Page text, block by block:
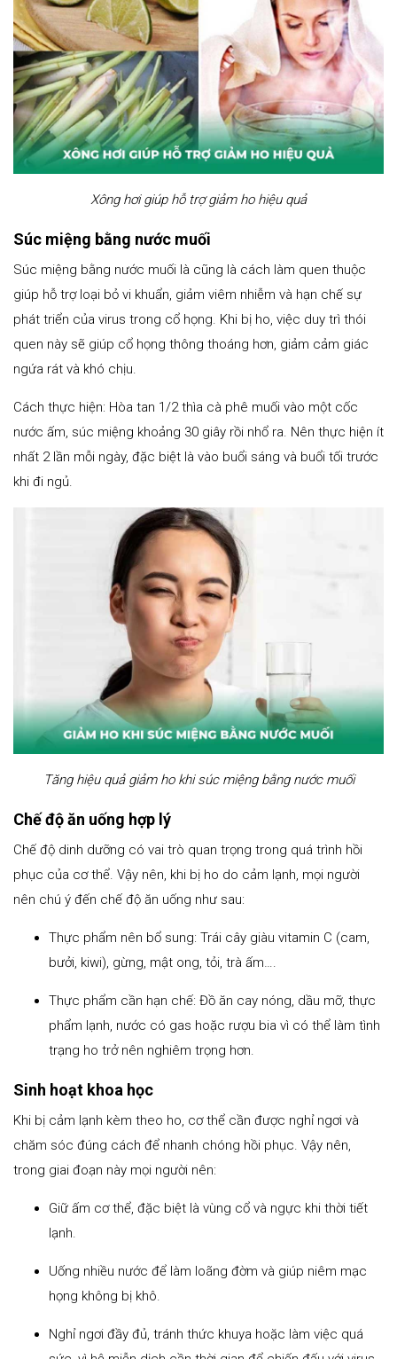
Xông hơi giúp hỗ trợ giảm ho hiệu quả
Súc miệng bằng nước muối
Súc miệng bằng nước muối là cũng là cách làm quen thuộc
giúp hỗ trợ loại bỏ vi khuẩn, giảm viêm nhiễm và hạn chế sự
phát triển của virus trong cổ họng. Khi bị ho, việc duy trì thói
quen này sẽ giúp cổ họng thông thoáng hơn, giảm cảm giác
ngứa rát và khó chịu.
Cách thực hiện: Hòa tan 1/2 thìa cà phê muối vào một cốc
nước ấm, súc miệng khoảng 30 giây rồi nhổ ra. Nên thực hiện ít
nhất 2 lần mỗi ngày, đặc biệt là vào buổi sáng và buổi tối trước
khi đi ngủ.
Tăng hiệu quả giảm ho khi súc miệng bằng nước muối
Chế độ ăn uống hợp lý
Chế độ dinh dưỡng có vai trò quan trọng trong quá trình hồi
phục của cơ thể. Vậy nên, khi bị ho do cảm lạnh, mọi người
nên chú ý đến chế độ ăn uống như sau:
Thực phẩm nên bổ sung: Trái cây giàu vitamin C (cam,
bưởi, kiwi), gừng, mật ong, tỏi, trà ấm….
Thực phẩm cần hạn chế: Đồ ăn cay nóng, dầu mỡ, thực
phẩm lạnh, nước có gas hoặc rượu bia vì có thể làm tình
trạng ho trở nên nghiêm trọng hơn.
Sinh hoạt khoa học
Khi bị cảm lạnh kèm theo ho, cơ thể cần được nghỉ ngơi và
chăm sóc đúng cách để nhanh chóng hồi phục. Vậy nên,
trong giai đoạn này mọi người nên:
Giữ ấm cơ thể, đặc biệt là vùng cổ và ngực khi thời tiết
lạnh.
Uống nhiều nước để làm loãng đờm và giúp niêm mạc
họng không bị khô.
Nghỉ ngơi đầy đủ, tránh thức khuya hoặc làm việc quá